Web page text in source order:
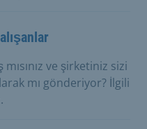
ve şirketiniz sizi
mı gönderiyor? İlgili